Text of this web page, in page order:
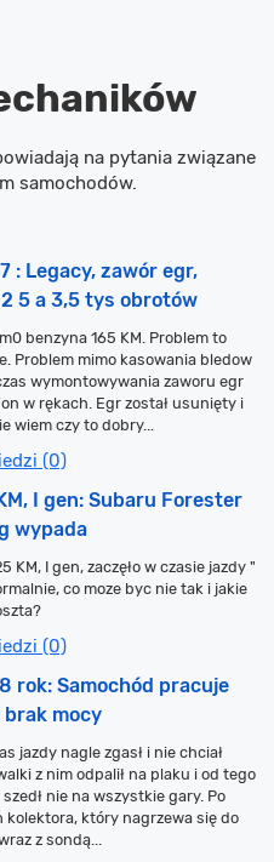
na pytania związane
samochodów.
: Legacy, zawór egr,
5 a 3,5 tys obrotów
benzyna 165 KM. Problem to
Problem mimo kasowania bledow
wymontowywania zaworu egr
w rękach. Egr został usunięty i
wiem czy to dobry...
(0)
I gen: Subaru Forester
wypada
KM, I gen, zaczęło w czasie jazdy "
co moze byc nie tak i jakie
(0)
rok: Samochód pracuje
mocy
jazdy nagle zgasł i nie chciał
z nim odpalił na plaku i od tego
nie na wszystkie gary. Po
który nagrzewa się do
z sondą...